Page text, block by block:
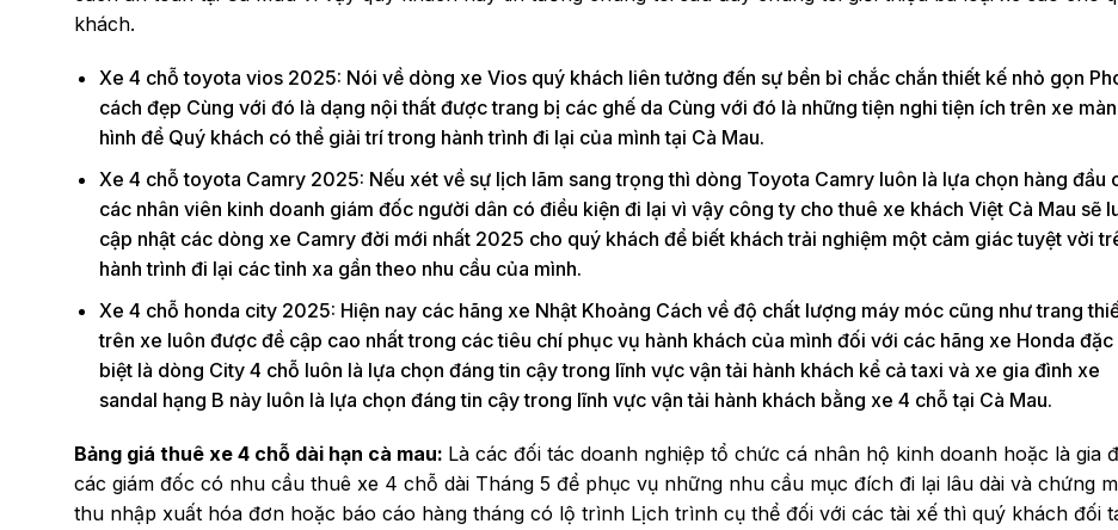
khách.
Xe 4 chỗ toyota vios 2025: Nói về dòng xe Vios quý khách liên tưởng đến sự bền bỉ chắc chắn thiết kế nhỏ gọn
cách đẹp Cùng với đó là dạng nội thất được trang bị các ghế da Cùng với đó là những tiện nghi tiện ích trên xe màn
hình để Quý khách có thể giải trí trong hành trình đi lại của mình tại Cà Mau.
Xe 4 chỗ toyota Camry 2025: Nếu xét về sự lịch lãm sang trọng thì dòng Toyota Camry luôn là lựa chọn hàng đầu
các nhân viên kinh doanh giám đốc người dân có điều kiện đi lại vì vậy công ty cho thuê xe khách Việt Cà Mau sẽ
cập nhật các dòng xe Camry đời mới nhất 2025 cho quý khách để biết khách trải nghiệm một cảm giác tuyệt vời
hành trình đi lại các tỉnh xa gần theo nhu cầu của mình.
Xe 4 chỗ honda city 2025: Hiện nay các hãng xe Nhật Khoảng Cách về độ chất lượng máy móc cũng như trang
trên xe luôn được đề cập cao nhất trong các tiêu chí phục vụ hành khách của mình đối với các hãng xe Honda đặc
biệt là dòng City 4 chỗ luôn là lựa chọn đáng tin cậy trong lĩnh vực vận tải hành khách kể cả taxi và xe gia đình xe
sandal hạng B này luôn là lựa chọn đáng tin cậy trong lĩnh vực vận tải hành khách bằng xe 4 chỗ tại Cà Mau.
Bảng giá thuê xe 4 chỗ dài hạn cà mau: Là các đối tác doanh nghiệp tổ chức cá nhân hộ kinh doanh hoặc là gia
các giám đốc có nhu cầu thuê xe 4 chỗ dài Tháng 5 để phục vụ những nhu cầu mục đích đi lại lâu dài và chứng
thu nhập xuất hóa đơn hoặc báo cáo hàng tháng có lộ trình Lịch trình cụ thể đối với các tài xế thì quý khách đối